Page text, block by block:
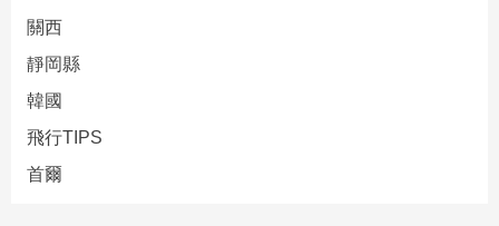
關西
靜岡縣
韓國
飛行TIPS
首爾